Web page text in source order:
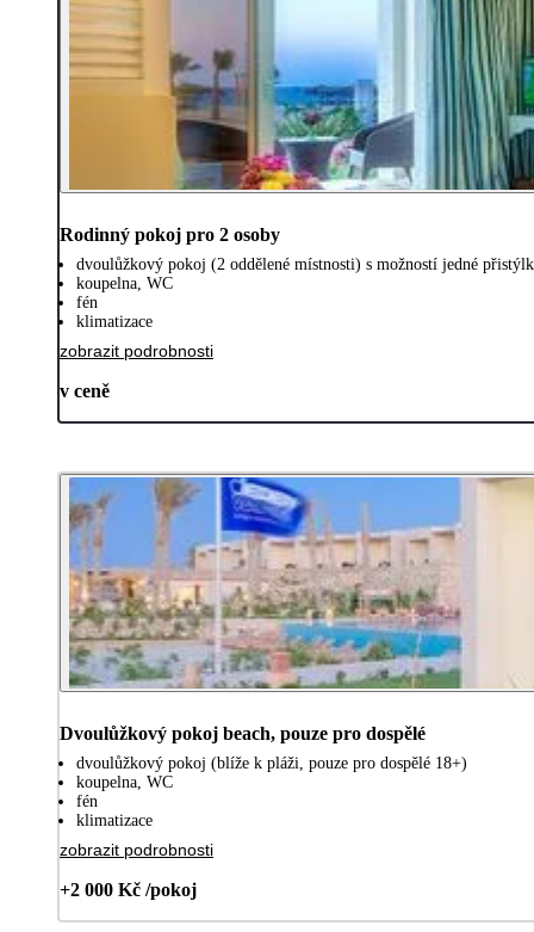
Rodinný pokoj pro 2 osoby
dvoulůžkový pokoj (2 oddělené místnosti) s možností jedné
koupelna, WC
fén
klimatizace
zobrazit podrobnosti
v ceně
Dvoulůžkový pokoj beach, pouze pro dospělé
dvoulůžkový pokoj (blíže k pláži, pouze pro dospělé 18+)
koupelna, WC
fén
klimatizace
zobrazit podrobnosti
+2 000 Kč /pokoj